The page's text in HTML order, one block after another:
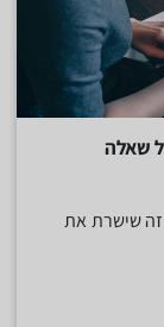
זה שישרת את